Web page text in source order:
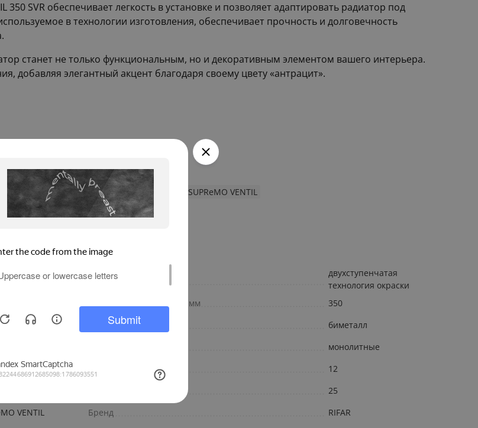
350 SVR обеспечивает легкость в установке и позволяет адаптировать радиатор под
в технологии изготовления, обеспечивает прочность и долговечность
станет не только функциональным, но и декоративным элементом вашего интерьера.
добавляя элегантный акцент благодаря своему цвету «антрацит».
монолитные радиаторы RIFAR RIFAR SUPReMO VENTIL
под давлением
VENTIL
Метод окраски
двухступенчатая
технология окраски
Межосевое расстояние, мм
350
Материал
биметалл
монолитные
Количество секций
12
25
Бренд
RIFAR